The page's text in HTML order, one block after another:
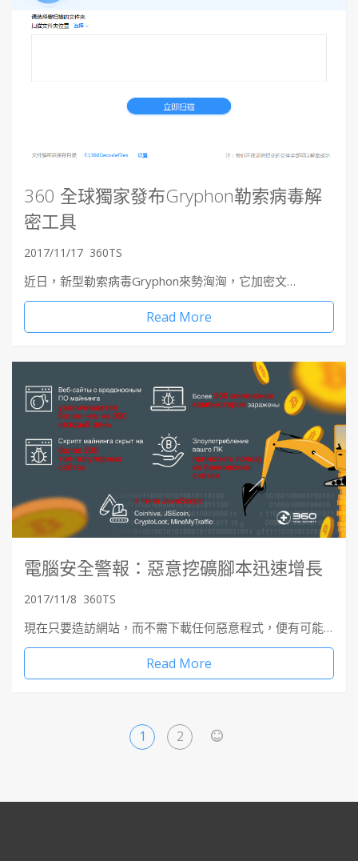
360 全球獨家發布Gryphon勒索病毒解
密工具
2017/11/17 360TS
近日，新型勒索病毒Gryphon來勢洶洶，它加密文…
Read More
電腦安全警報：惡意挖礦腳本迅速增長
2017/11/8 360TS
現在只要造訪網站，而不需下載任何惡意程式，便有可能…
Read More
1 2